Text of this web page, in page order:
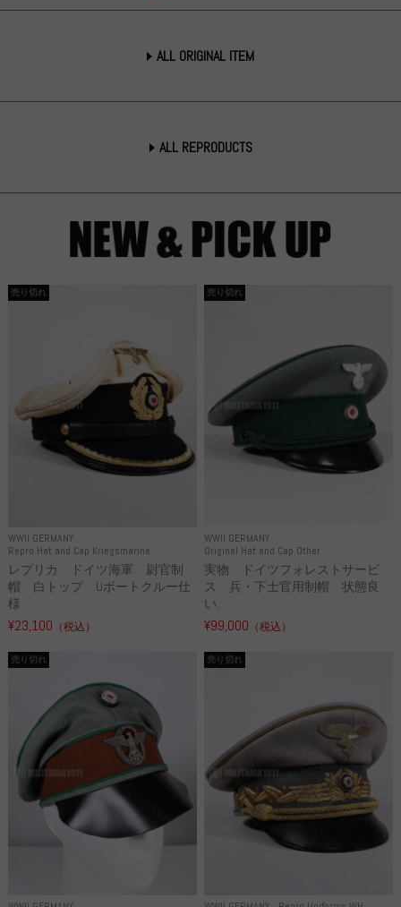
ALL ORIGINAL ITEM
ALL REPRODUCTS
WWII GERMANY
Repro Hat and Cap Kriegsmarine
売り切れ
レプリカ ドイツ海軍 尉官制
帽 白トップ Uボートクルー仕
様
¥23,100 （税込）
WWII GERMANY
Original Hat and Cap Other
売り切れ
実物 ドイツフォレストサービ
ス 兵・下士官用制帽 状態良
い...
¥99,000 （税込）
売り切れ 売り切れ